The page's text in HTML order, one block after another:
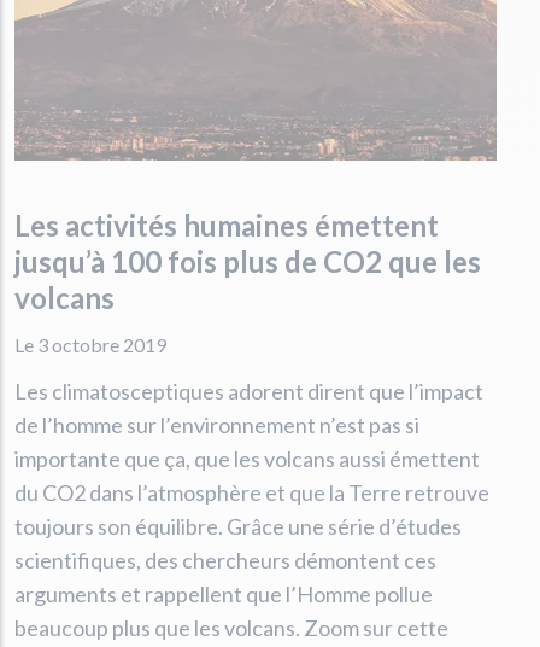
Les activités humaines émettent
jusqu’à 100 fois plus de CO2 que les
volcans
Le 3 octobre 2019
Les climatosceptiques adorent dirent que l’impact
de l’homme sur l’environnement n’est pas si
importante que ça, que les volcans aussi émettent
du CO2 dans l’atmosphère et que la Terre retrouve
toujours son équilibre. Grâce une série d’études
scientifiques, des chercheurs démontent ces
arguments et rappellent que l’Homme pollue
beaucoup plus que les volcans. Zoom sur cette